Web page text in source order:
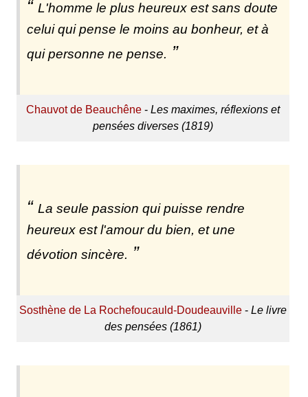
L'homme le plus heureux est sans doute
celui qui pense le moins au bonheur, et à
qui personne ne pense.
Chauvot de Beauchêne- Les maximes, réflexions et
pensées diverses (1819)
La seule passion qui puisse rendre
heureux est l'amour du bien, et une
dévotion sincère.
Sosthène de La Rochefoucauld-Doudeauville- Le livre
des pensées (1861)